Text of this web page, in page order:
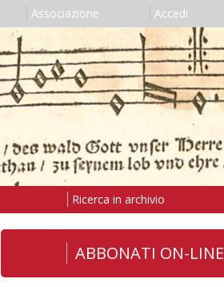
Associazione Accedi
Ricerca in archivio
ABBONATI ON-LINE